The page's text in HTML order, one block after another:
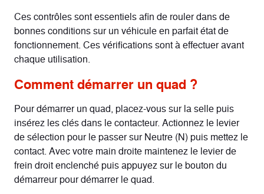
Ces contrôles sont essentiels afin de rouler dans de
bonnes conditions sur un véhicule en parfait état de
fonctionnement. Ces vérifications sont à effectuer avant
chaque utilisation.
Comment démarrer un quad ?
Pour démarrer un quad, placez-vous sur la selle puis
insérez les clés dans le contacteur. Actionnez le levier
de sélection pour le passer sur Neutre (N) puis mettez le
contact. Avec votre main droite maintenez le levier de
frein droit enclenché puis appuyez sur le bouton du
démarreur pour démarrer le quad.